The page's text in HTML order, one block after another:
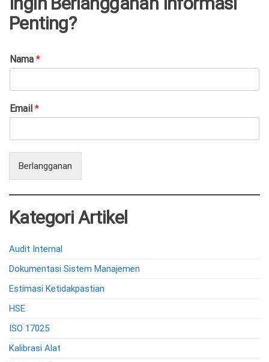
Penting?
Nama *
Email *
Berlangganan
Kategori Artikel
Audit Internal
Dokumentasi Sistem Manajemen
Estimasi Ketidakpastian
HSE
ISO 17025
Kalibrasi Alat